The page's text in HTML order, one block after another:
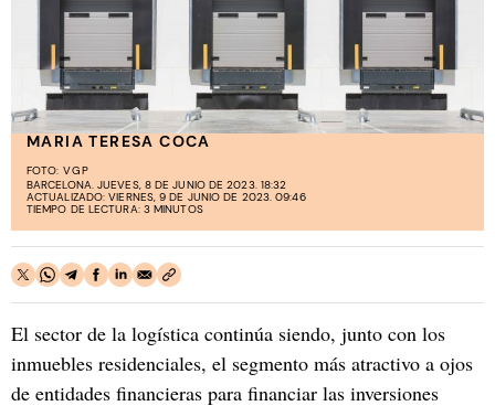
MARIA TERESA COCA
FOTO: VGP
BARCELONA. JUEVES, 8 DE JUNIO DE 2023. 18:32
ACTUALIZADO: VIERNES, 9 DE JUNIO DE 2023. 09:46
TIEMPO DE LECTURA: 3 MINUTOS
El sector de la logística continúa siendo, junto con los
inmuebles residenciales, el segmento más atractivo a ojos
de entidades financieras para financiar las inversiones